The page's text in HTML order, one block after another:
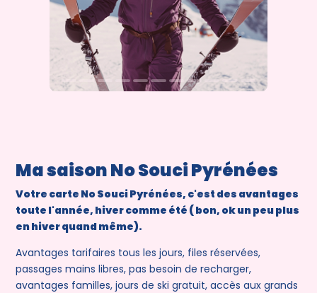
Ma saison No Souci Pyrénées
Votre carte No Souci Pyrénées, c'est des avantages
toute l'année, hiver comme été ( bon, ok un peu plus
en hiver quand même).
Avantages tarifaires tous les jours, files réservées,
passages mains libres, pas besoin de recharger,
avantages familles, jours de ski gratuit, accès aux grands